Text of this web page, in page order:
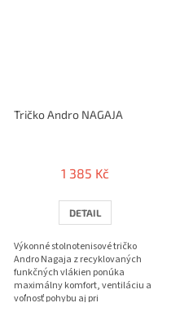
Tričko Andro NAGAJA
1 385 Kč
DETAIL
Výkonné stolnotenisové tričko
Andro Nagaja z recyklovaných
funkčných vlákien ponúka
maximálny komfort, ventiláciu a
voľnosť pohybu aj pri